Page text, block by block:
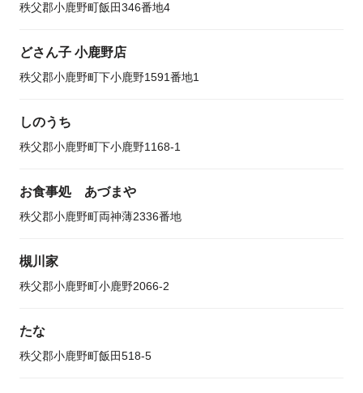
秩父郡小鹿野町飯田346番地4
どさん子 小鹿野店
秩父郡小鹿野町下小鹿野1591番地1
しのうち
秩父郡小鹿野町下小鹿野1168-1
お食事処 あづまや
秩父郡小鹿野町両神薄2336番地
槻川家
秩父郡小鹿野町小鹿野2066-2
たな
秩父郡小鹿野町飯田518-5